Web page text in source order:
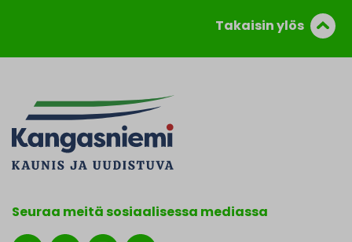
Takaisin ylös
Seuraa meitä sosiaalisessa mediassa